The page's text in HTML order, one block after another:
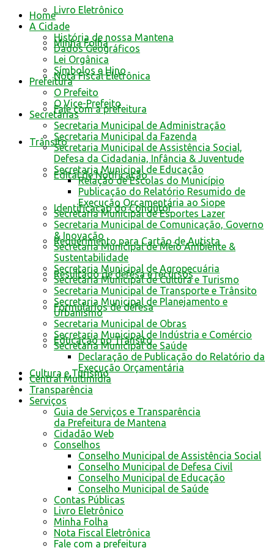
Livro Eletrônico
Minha Folha
Nota Fiscal Eletrônica
Fale com a prefeitura
Trânsito
Edital de Notificação
Identificacao do Condutor
Requerimento para Cartão de Autista
Resultado de defesa e recursos
Formulários de defesa
Educação no Trânsito
Cultura e Turismo
Home
A Cidade
História de nossa Mantena
Dados Geográficos
Lei Orgânica
Símbolos e Hino
Prefeitura
O Prefeito
O Vice-Prefeito
Secretarias
Secretaria Municipal de Administração
Secretaria Municipal da Fazenda
Secretaria Municipal de Assistência Social,
Defesa da Cidadania, Infância & Juventude
Secretaria Municipal de Educação
Relação de Escolas do Município
Publicação do Relatório Resumido de
Execução Orçamentária ao Siope
Secretaria Municipal de Esportes Lazer
Secretaria Municipal de Comunicação, Governo
& Inovação
Secretaria Municipal de Meio Ambiente &
Sustentabilidade
Secretaria Municipal de Agropecuária
Secretaria Municipal de Cultura e Turismo
Secretaria Municipal de Transporte e Trânsito
Secretaria Municipal de Planejamento e
Urbanismo
Secretaria Municipal de Obras
Secretaria Municipal de Indústria e Comércio
Secretaria Municipal de Saúde
Declaração de Publicação do Relatório da
Execução Orçamentária
Central Multimídia
Transparência
Serviços
Guia de Serviços e Transparência
da Prefeitura de Mantena
Cidadão Web
Conselhos
Conselho Municipal de Assistência Social
Conselho Municipal de Defesa Civil
Conselho Municipal de Educação
Conselho Municipal de Saúde
Contas Públicas
Livro Eletrônico
Minha Folha
Nota Fiscal Eletrônica
Fale com a prefeitura